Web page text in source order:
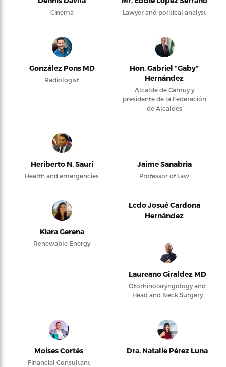
Cinema Lawyer and political analyst
González Pons MD
Radiologist
Hon. Gabriel “Gaby”
Hernández
Alcalde de Camuy y
presidente de la Federación
de Alcaldes
Heriberto N. Saurí
Health and emergencies
Jaime Sanabria
Professor of Law
Kiara Gerena
Renewable Energy
Lcdo Josué Cardona
Hernández
Laureano Giraldez MD
Otorhinolaryngology and
Head and Neck Surgery
Moises Cortés
Financial Consultant
Dra. Natalie Pérez Luna